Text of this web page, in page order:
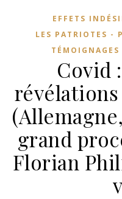
EFFETS
LES PATRIOTES -
TÉMOIGNAGES
Covid
grand
Florian